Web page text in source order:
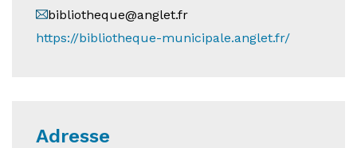
bibliotheque@anglet.fr
https://bibliotheque-municipale.anglet.fr/
Adresse